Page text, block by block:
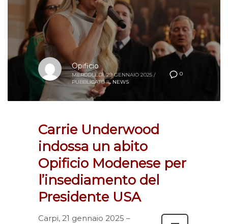
0
Opificio
MERCOLEDÌ, 29 GENNAIO 2025 /
PUBBLICATO IL NEWS
Carrie Underwood
indossa un abito
Opificio Modenese per
l’insediamento del
Presidente USA
Carpi, 21 gennaio 2025 –